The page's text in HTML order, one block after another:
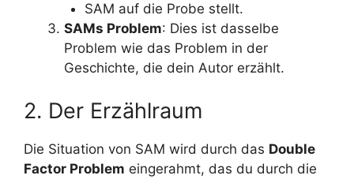
SAM auf die Probe stellt.
SAMs Problem: Dies ist dasselbe
Problem wie das Problem in der
Geschichte, die dein Autor erzählt.
2. Der Erzählraum
Die Situation von SAM wird durch das Double
Factor Problem eingerahmt, das du durch die